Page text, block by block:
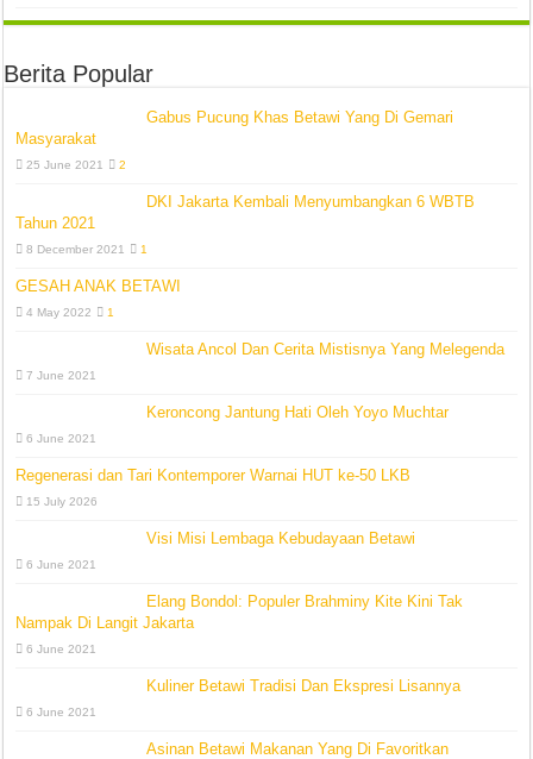
Berita Popular
Gabus Pucung Khas Betawi Yang Di Gemari
Masyarakat
25 June 2021 2
DKI Jakarta Kembali Menyumbangkan 6 WBTB
Tahun 2021
8 December 2021 1
GESAH ANAK BETAWI
4 May 2022 1
Wisata Ancol Dan Cerita Mistisnya Yang Melegenda
7 June 2021
Keroncong Jantung Hati Oleh Yoyo Muchtar
6 June 2021
Regenerasi dan Tari Kontemporer Warnai HUT ke-50 LKB
15 July 2026
Visi Misi Lembaga Kebudayaan Betawi
6 June 2021
Elang Bondol: Populer Brahminy Kite Kini Tak
Nampak Di Langit Jakarta
6 June 2021
Kuliner Betawi Tradisi Dan Ekspresi Lisannya
6 June 2021
Asinan Betawi Makanan Yang Di Favoritkan